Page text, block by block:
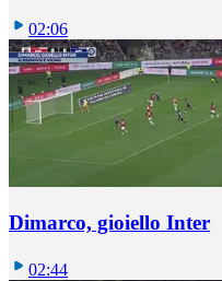
02:06
Dimarco, gioiello Inter
02:44